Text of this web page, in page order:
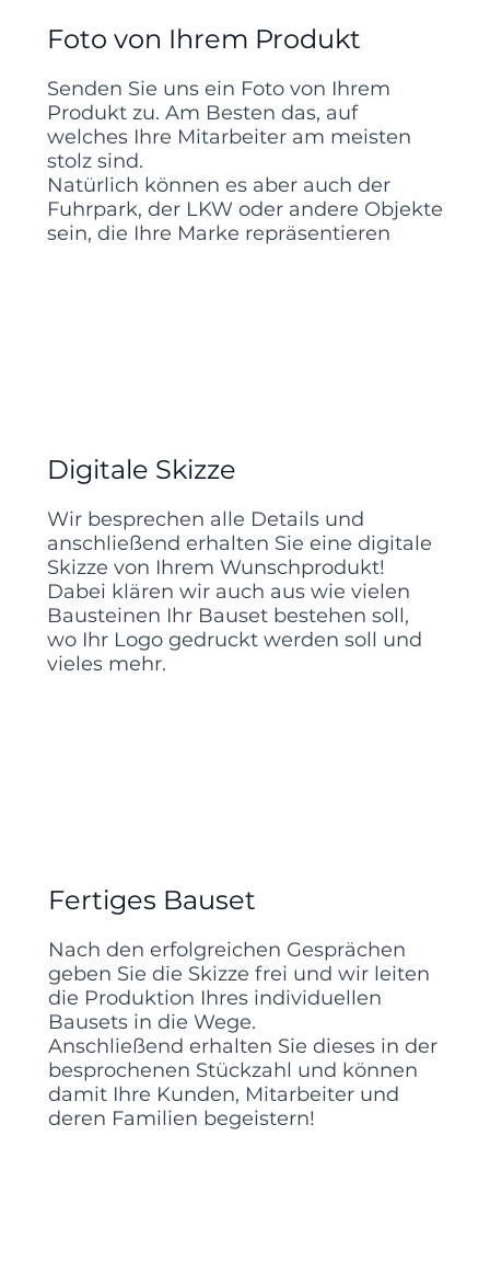
Foto von Ihrem Produkt
Senden Sie uns ein Foto von Ihrem
Produkt zu. Am Besten das, auf
welches Ihre Mitarbeiter am meisten
stolz sind.
Natürlich können es aber auch der
Fuhrpark, der LKW oder andere Objekte
sein, die Ihre Marke repräsentieren
Digitale Skizze
Wir besprechen alle Details und
anschließend erhalten Sie eine digitale
Skizze von Ihrem Wunschprodukt!
Dabei klären wir auch aus wie vielen
Bausteinen Ihr Bauset bestehen soll,
wo Ihr Logo gedruckt werden soll und
vieles mehr.
Fertiges Bauset
Nach den erfolgreichen Gesprächen
geben Sie die Skizze frei und wir leiten
die Produktion Ihres individuellen
Bausets in die Wege.
Anschließend erhalten Sie dieses in der
besprochenen Stückzahl und können
damit Ihre Kunden, Mitarbeiter und
deren Familien begeistern!